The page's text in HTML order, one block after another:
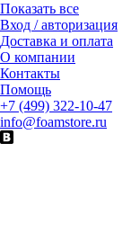
Показать все
Вход / авторизация
Доставка и оплата
О компании
Контакты
Помощь
+7 (499) 322-10-47
info@foamstore.ru